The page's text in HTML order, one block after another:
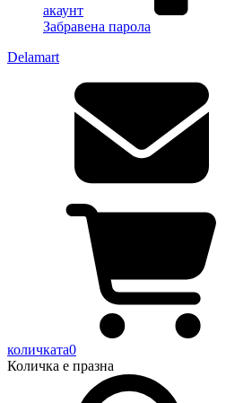
акаунт
Забравена парола
Delamart
количката0
Количка е празна